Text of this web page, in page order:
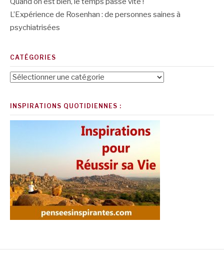
L’Expérience de Rosenhan : de personnes saines à
psychiatrisées
CATÉGORIES
Catégories
INSPIRATIONS QUOTIDIENNES :